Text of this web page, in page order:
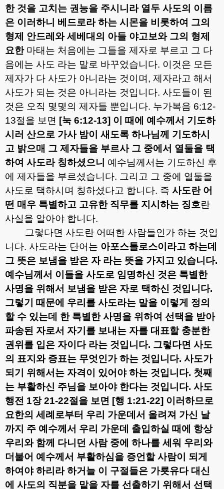
한 것을 고치는 권능을 주시니라 열두 사도의 이름
은 이러하니 베드로라 하는 시몬을 비롯하여 그의
형제 안드레와 세베대의 아들 야고보와 그의 형제
요한마태는 처음에는 그들을 제자로 부르고 그 다
음에는 사도 라는 말로 바꾸었습니다. 이것은 모든
제자가 다 사도가 아니라는 것이며 , 제자라고 해서
사도가 되는 것은 아니라는 것입니다. 사도들이 된
것은 오직 몇몇의 제자들 뿐입니다. 누가복음 6:12-
13절을 보면 [눅 6:12-13] 이 때에 예수께서 기도하
시러 산으로 가사 밤이 새도록 하나님께 기도하시
고 밝으매 그 제자들을 부르사 그 중에서 열둘을 택
하여 사도라 칭하셨으니 예수님께서는 기도하신 후
에 제자들을 부르셨습니다. 그리고 그 중에 열둘을
사도로 택하시며 칭하셨다고 합니다. 즉 사도란 어
떤 매우 특별하고 고유한 직무를 지시하는 징호란
사실을 알아야 합니다.
그렇다면 사도란 어떠한 사람들인가 하는 것입
니다. 사도라는 단어는 아포스톨로스이 라고 하는데
그 뜻은 보냄을 받은 자라는 뜻을 가지고 있습니다.
예수님께서 이들을 사도로 임명하신 것은 특별한
사명을 위해서 보냄을 받은 자로 택하신 것입니다.
그렇기 때문에 우리를 사도라는 말을 이렇게 정의
할 수 있는데 한 특별한 사명을 위하여 선택을 받아
파송된 자로서 자기를 보내는 자를 대표할 충분한
권위를 입은 자이다 라는 것입니다. 그렇다면 사도
의 표지와 증표는 무엇인가 하는 것입니다. 사도가
되기 위해서는 자격이 있어야 하는 것입니다. 첫째
는 부활하신 주님을 보아야 한다는 것입니다. 사도
행전 1장21-22절을 보면 [행 1:21-22] 이러하므로
요한의 세례로부터 우리 가운데서 올려져 가신 날
까지 주 예수께서 우리 가운데 출입하실 때에 항상
우리와 함께 다니던 사람 중에 하나를 세워 우리와
더불어 예수께서 부활하심을 증언할 사람이 되게
하여야 하리라 하거늘 이 구절들은 가룟유다 대신
에 사도의 직분을 맡을 자를 선출하기 위해서 선택